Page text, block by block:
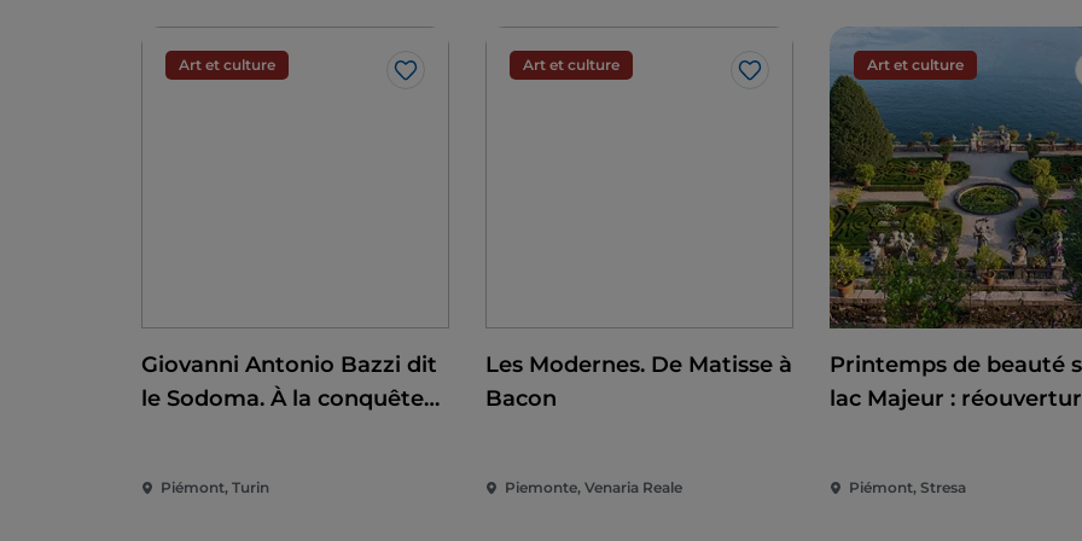
Art et culture
J’aime
Giovanni Antonio Bazzi dit
le Sodoma. À la conquête
Piémont, Turin
Art et culture
J’aime
Les Modernes. De Matisse à
Bacon
Piemonte, Venaria Reale
Art et culture
Printemps de beauté
lac Majeur :
Piémont, Stresa